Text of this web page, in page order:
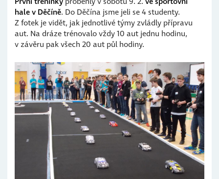
hale v Děčíně. Do Děčína jsme jeli se 4 studenty.
Z fotek je vidět, jak jednotlivé týmy zvládly přípravu
aut. Na dráze trénovalo vždy 10 aut jednu hodinu,
v závěru pak všech 20 aut půl hodiny.